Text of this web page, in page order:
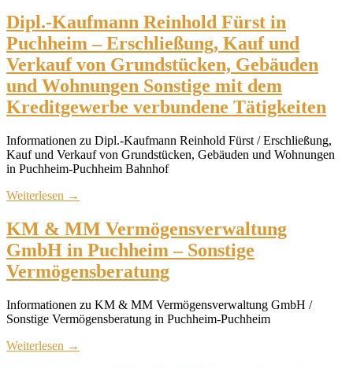
Dipl.-Kaufmann Reinhold Fürst in
Puchheim – Erschließung, Kauf und
Verkauf von Grundstücken, Gebäuden
und Wohnungen Sonstige mit dem
Kreditgewerbe verbundene Tätigkeiten
Informationen zu Dipl.-Kaufmann Reinhold Fürst / Erschließung,
Kauf und Verkauf von Grundstücken, Gebäuden und Wohnungen
in Puchheim-Puchheim Bahnhof
Weiterlesen →
KM & MM Vermögensverwaltung
GmbH in Puchheim – Sonstige
Vermögensberatung
Informationen zu KM & MM Vermögensverwaltung GmbH /
Sonstige Vermögensberatung in Puchheim-Puchheim
Weiterlesen →